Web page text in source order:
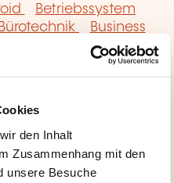
den Inhalt
Zusammenhang mit den
unsere Besuche
Betriebssystem
Bürotechnik
Business
Cloud
Data Analytics
Datenschutz
Digitalisierte
Green IT